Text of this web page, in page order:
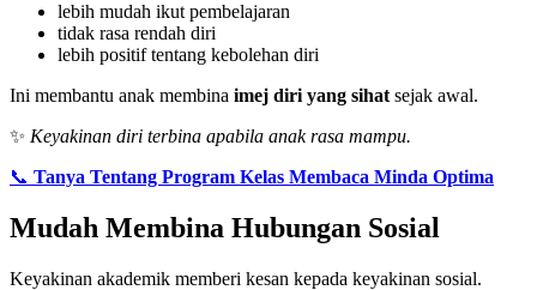
lebih mudah ikut pembelajaran
tidak rasa rendah diri
lebih positif tentang kebolehan diri
Ini membantu anak membina imej diri yang sihat sejak awal.
✨ Keyakinan diri terbina apabila anak rasa mampu.
📞 Tanya Tentang Program Kelas Membaca Minda Optima
Mudah Membina Hubungan Sosial
Keyakinan akademik memberi kesan kepada keyakinan sosial.